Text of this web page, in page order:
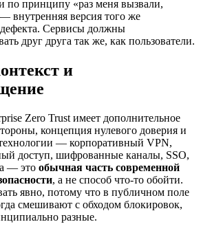
по принципу «раз меня вызвали,
внутренняя версия того же
Сервисы должны
друг друга так же, как пользователи.
и
Zero Trust имеет дополнительное
концепция нулевого доверия и
— корпоративный VPN,
доступ, шифрованные каналы, SSO,
— это обычная часть современной
, а не способ что-то обойти.
явно, потому что в публичном поле
смешивают с обходом блокировок,
разные.